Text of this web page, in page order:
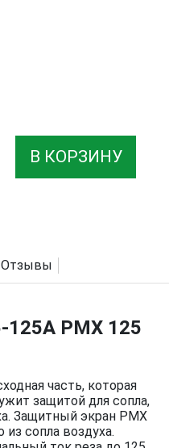
В КОРЗИНУ
Отзывы
PMX 125
часть, которая
защитой для сопла,
Защитный экран PMX
сопла воздуха.